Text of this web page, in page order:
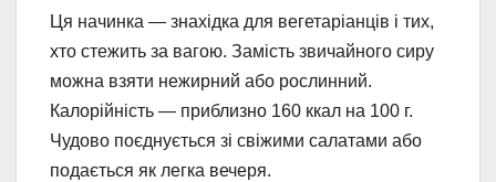
Ця начинка — знахідка для вегетаріанців і тих,
хто стежить за вагою. Замість звичайного сиру
можна взяти нежирний або рослинний.
Калорійність — приблизно 160 ккал на 100 г.
Чудово поєднується зі свіжими салатами або
подається як легка вечеря.